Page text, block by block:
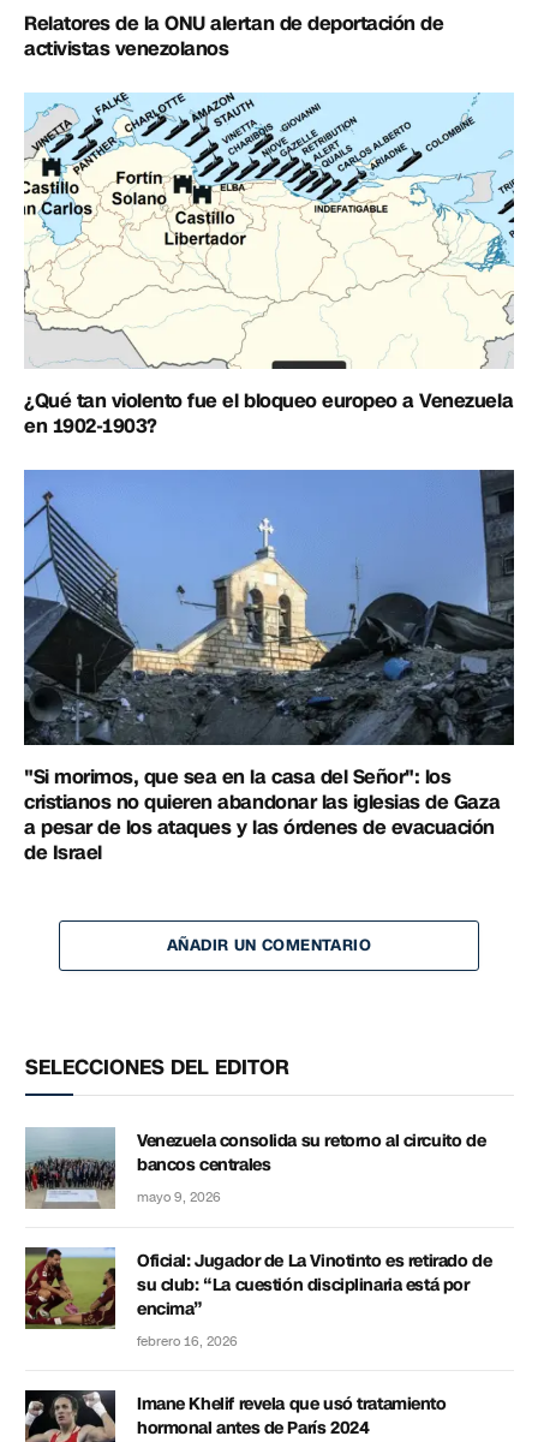
Relatores de la ONU alertan de deportación de
activistas venezolanos
¿Qué tan violento fue el bloqueo europeo a Venezuela
en 1902-1903?
"Si morimos, que sea en la casa del Señor": los
cristianos no quieren abandonar las iglesias de Gaza
a pesar de los ataques y las órdenes de evacuación
de Israel
AÑADIR UN COMENTARIO
SELECCIONES DEL EDITOR
Venezuela consolida su retorno al circuito de
bancos centrales
mayo 9, 2026
Oficial: Jugador de La Vinotinto es retirado de
su club: “La cuestión disciplinaria está por
encima”
febrero 16, 2026
Imane Khelif revela que usó tratamiento
hormonal antes de París 2024